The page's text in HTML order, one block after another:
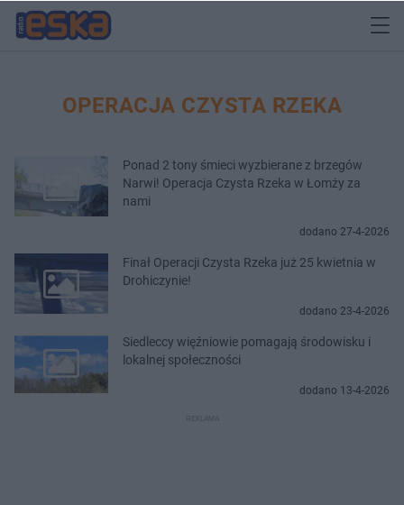
OPERACJA CZYSTA RZEKA
Ponad 2 tony śmieci wyzbierane z brzegów
Narwi! Operacja Czysta Rzeka w Łomży za
nami
dodano 27-4-2026
Finał Operacji Czysta Rzeka już 25 kwietnia w
Drohiczynie!
dodano 23-4-2026
Siedleccy więźniowie pomagają środowisku i
lokalnej społeczności
dodano 13-4-2026